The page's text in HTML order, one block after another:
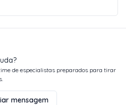
de especialistas preparados para tirar
mensagem